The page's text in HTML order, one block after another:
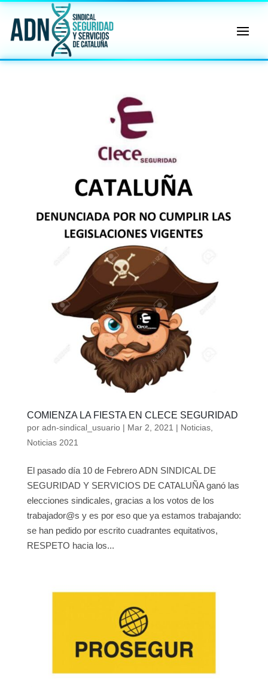
COMIENZA LA FIESTA EN CLECE SEGURIDAD
por adn-sindical_usuario| Mar 2, 2021 | Noticias,
Noticias 2021
El pasado día 10 de Febrero ADN SINDICAL DE
SEGURIDAD Y SERVICIOS DE CATALUÑA ganó las
elecciones sindicales, gracias a los votos de los
trabajador@s y es por eso que ya estamos trabajando:
se han pedido por escrito cuadrantes equitativos,
RESPETO hacia los...
✖
ℹ️ Consulta General a Sede (Email)
⚖️ Dpto. Jurídico y Abogados (Email)
🤖 Dudas Rápidas del Convenio (IA)
📊 Herramienta: Tabla Salarial PDF
📄 Herramienta: Generador Plantillas
✊ Trámite: Afiliarse al Sindicato
📍 Info: Horarios y Contacto Sede